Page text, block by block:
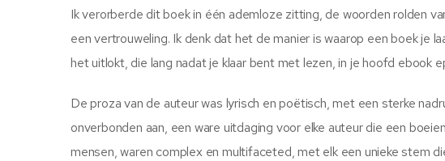
Ik verorberde dit boek in één ademloze zitting, de woorden rolden
een vertrouweling. Ik denk dat het de manier is waarop een boek
het uitlokt, die lang nadat je klaar bent met lezen, in je hoofd ebook
De proza van de auteur was lyrisch en poëtisch, met een sterke
onverbonden aan, een ware uitdaging voor elke auteur die een
mensen, waren complex en multifaceted, met elk een unieke stem